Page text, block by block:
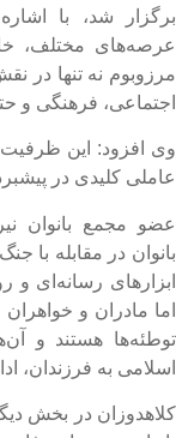
شد، با اشاره
مختلف،
نه تنها در
فرهنگی و
افزود: این ظرفیت
کلیدی در
مجمع بانوان
در مقابله با
رسانه‌ای و
مادران و
هستند و
به فرزندان،
در بخش